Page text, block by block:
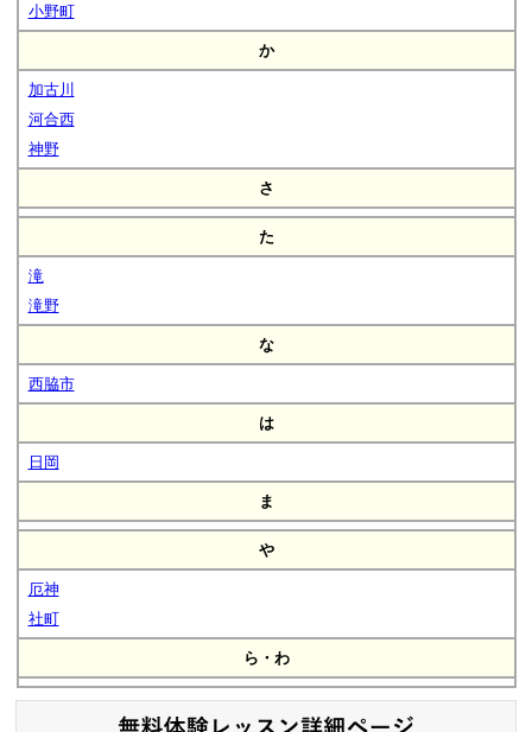
小野町
か
加古川
河合西
神野
さ
た
滝
滝野
な
西脇市
は
日岡
ま
や
厄神
社町
ら・わ